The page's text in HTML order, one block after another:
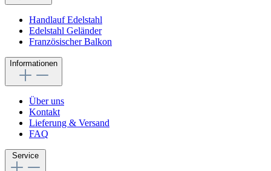
Handlauf Edelstahl
Edelstahl Geländer
Französischer Balkon
Informationen
Über uns
Kontakt
Lieferung & Versand
FAQ
Service